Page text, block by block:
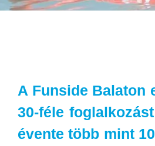
A Funside Balaton
30-féle
évente több mint